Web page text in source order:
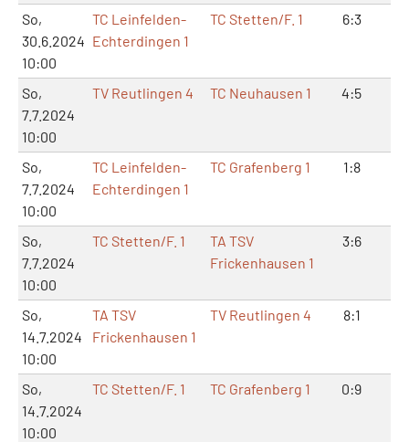
So,
30.6.2024
10:00
TC Leinfelden-
Echterdingen 1
TC Stetten/F. 1 6:3
So,
7.7.2024
10:00
TV Reutlingen 4 TC Neuhausen 1 4:5
So,
7.7.2024
10:00
TC Leinfelden-
Echterdingen 1
TC Grafenberg 1 1:8
So,
7.7.2024
10:00
TC Stetten/F. 1
TA TSV
Frickenhausen 1
3:6
So,
14.7.2024
10:00
TA TSV
Frickenhausen 1
TV Reutlingen 4 8:1
So,
14.7.2024
10:00
TC Stetten/F. 1 TC Grafenberg 1 0:9